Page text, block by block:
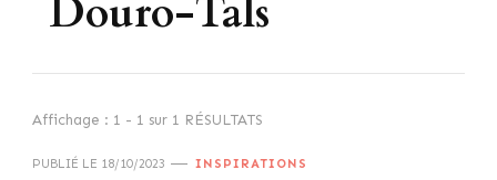
Douro-Tals
Affichage : 1 - 1 sur 1 RÉSULTATS
PUBLIÉ LE 18/10/2023 INSPIRATIONS